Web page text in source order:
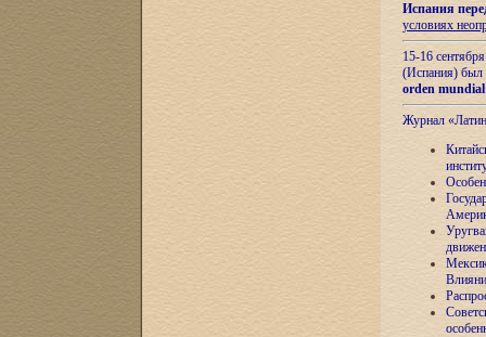
Испания
условиях
15-16
(Испания) был
orden
Журнал